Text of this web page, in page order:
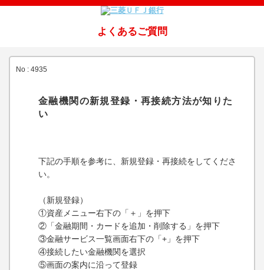
よくあるご質問
No : 4935
金融機関の新規登録・再接続方法が知りた
い
下記の手順を参考に、新規登録・再接続をしてくださ
い。
（新規登録）
①資産メニュー右下の「＋」を押下
②「金融期間・カードを追加・削除する」を押下
③金融サービス一覧画面右下の「+」を押下
④接続したい金融機関を選択
⑤画面の案内に沿って登録